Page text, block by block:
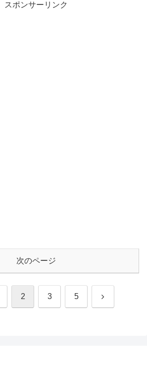
スポンサーリンク
次のページ
2 3 5 次